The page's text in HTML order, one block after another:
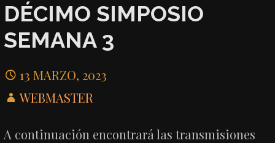
DÉCIMO SIMPOSIO
SEMANA 3
13 MARZO, 2023
WEBMASTER
A continuación encontrará las transmisiones